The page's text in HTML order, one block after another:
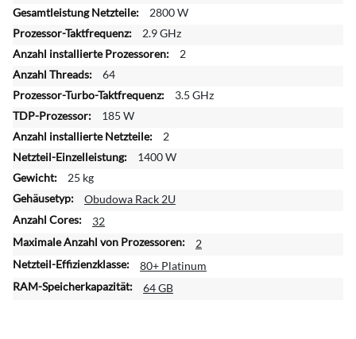
e
r
e
n
f
o
r
a
t
i
o
e
n
2800 W
2.9 GHz
2
64
3.5 GHz
185 W
2
1400 W
25 kg
Obudowa Rack 2U
32
2
80+ Platinum
64 GB